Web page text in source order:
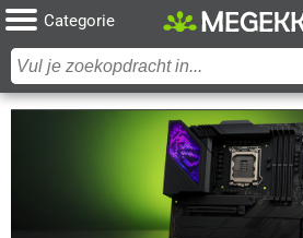
Categorie